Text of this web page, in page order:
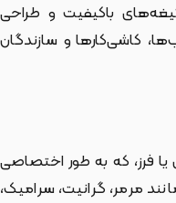
باکیفیت و طراحی
کاشی‌کارها و سازندگان
فرز، که به طور اختصاصی
مرمر، گرانیت، سرامیک،